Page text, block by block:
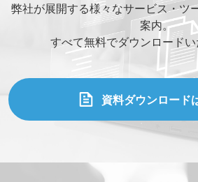
弊社が展開する様々なサービス・ツ
案内。
すべて無料でダウンロードい
資料ダウンロード